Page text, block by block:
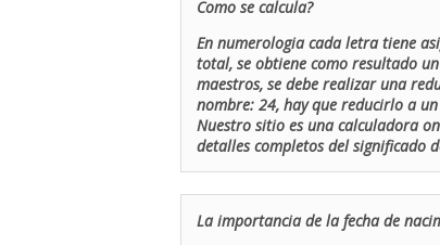
Como se calcula?
En numerologia cada letra tiene
total, se obtiene como resultado
maestros, se debe realizar una
nombre: 24, hay que reducirlo a
Nuestro sitio es una calculadora
detalles completos del significado
La importancia de la fecha de